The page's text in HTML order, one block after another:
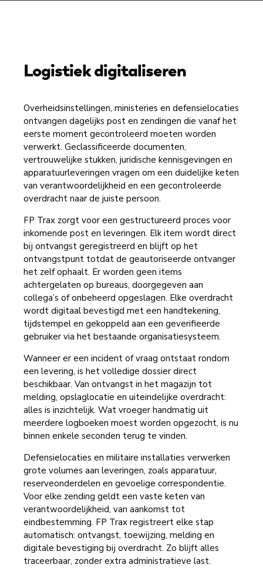
Logistiek digitaliseren
Overheidsinstellingen, ministeries en defensielocaties
ontvangen dagelijks post en zendingen die vanaf het
eerste moment gecontroleerd moeten worden
verwerkt. Geclassificeerde documenten,
vertrouwelijke stukken, juridische kennisgevingen en
apparatuurleveringen vragen om een duidelijke keten
van verantwoordelijkheid en een gecontroleerde
overdracht naar de juiste persoon.
FP Trax zorgt voor een gestructureerd proces voor
inkomende post en leveringen. Elk item wordt direct
bij ontvangst geregistreerd en blijft op het
ontvangstpunt totdat de geautoriseerde ontvanger
het zelf ophaalt. Er worden geen items
achtergelaten op bureaus, doorgegeven aan
collega’s of onbeheerd opgeslagen. Elke overdracht
wordt digitaal bevestigd met een handtekening,
tijdstempel en gekoppeld aan een geverifieerde
gebruiker via het bestaande organisatiesysteem.
Wanneer er een incident of vraag ontstaat rondom
een levering, is het volledige dossier direct
beschikbaar. Van ontvangst in het magazijn tot
melding, opslaglocatie en uiteindelijke overdracht:
alles is inzichtelijk. Wat vroeger handmatig uit
meerdere logboeken moest worden opgezocht, is nu
binnen enkele seconden terug te vinden.
Defensielocaties en militaire installaties verwerken
grote volumes aan leveringen, zoals apparatuur,
reserveonderdelen en gevoelige correspondentie.
Voor elke zending geldt een vaste keten van
verantwoordelijkheid, van aankomst tot
eindbestemming. FP Trax registreert elke stap
automatisch: ontvangst, toewijzing, melding en
digitale bevestiging bij overdracht. Zo blijft alles
traceerbaar, zonder extra administratieve last.